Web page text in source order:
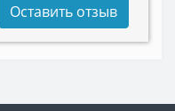
Оставить отзыв